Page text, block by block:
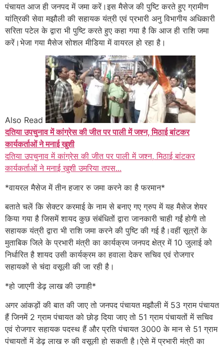
पंचायत आज ही जनपद में जमा करें।इस मैसेज की पुष्टि करते हुए ग्रामीण
यांत्रिकी सेवा मझौली की सहायक यंत्री एवं प्रभारी अनु विभागीय अधिकारी
सरिता पटेल के द्वारा भी पुष्टि करते हुए कहा गया है कि आज ही राशि जमा
करें।भेजा गया मैसेज सोशल मीडिया में वायरल हो रहा है।
Also Read
दतिया उपचुनाव में कांग्रेस की जीत पर पाली में जश्न, मिठाई बांटकर
कार्यकर्ताओं ने मनाई खुशी
दतिया उपचुनाव में कांग्रेस की जीत पर पाली में जश्न, मिठाई बांटकर
कार्यकर्ताओं ने मनाई खुशी उमरिया तपस...
*वायरल मैसेज में तीन हजार रु जमा करने का है फरमान*
बताते चलें कि सेक्टर करमाई के नाम से बनाए गए ग्रुप में यह मैसेज शेयर
किया गया है जिसमें शायद कुछ संबंधितों द्वारा जानकारी चाही गईं होगी तो
सहायक यंत्री द्वारा भी राशि जमा करने की पुष्टि की गई है।वहीं सूत्रों के
मुताबिक जिले के प्रभारी मंत्री का कार्यक्रम जनपद क्षेत्र में 10 जुलाई को
निर्धारित है शायद उसी कार्यक्रम का हवाला देकर सचिव एवं रोजगार
सहायकों से चंदा वसूली की जा रही है।
*हो जाएगी डेढ़ लाख की उगाही*
अगर आंकड़ों की बात की जाए तो जनपद पंचायत मझौली में 53 ग्राम पंचायत
हैं जिनमें 2 ग्राम पंचायत को छोड़ दिया जाए तो 51 ग्राम पंचायतों में सचिव
एवं रोजगार सहायक पदस्थ हैं और प्रति पंचायत 3000 के मान से 51 ग्राम
पंचायतों में डेढ़ लाख रु की वसूली हो सकती है।ऐसे में प्रभारी मंत्री का